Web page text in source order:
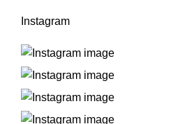
Instagram